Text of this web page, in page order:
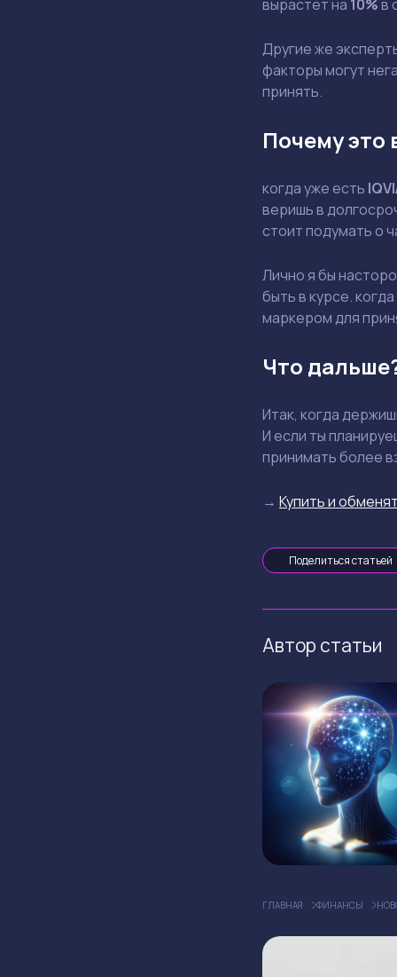
вырастет на 10%в
Другие же
факторы могут
принять.
Почему это
когда уже есть
веришь в
стоит подумать о
Лично я бы
быть в курсе.
маркером для
Что
Итак, когда
И если ты
принимать более
→ Купить и
Поделиться статьей
Автор статьи
ГЛАВНАЯ ФИНАНСЫ